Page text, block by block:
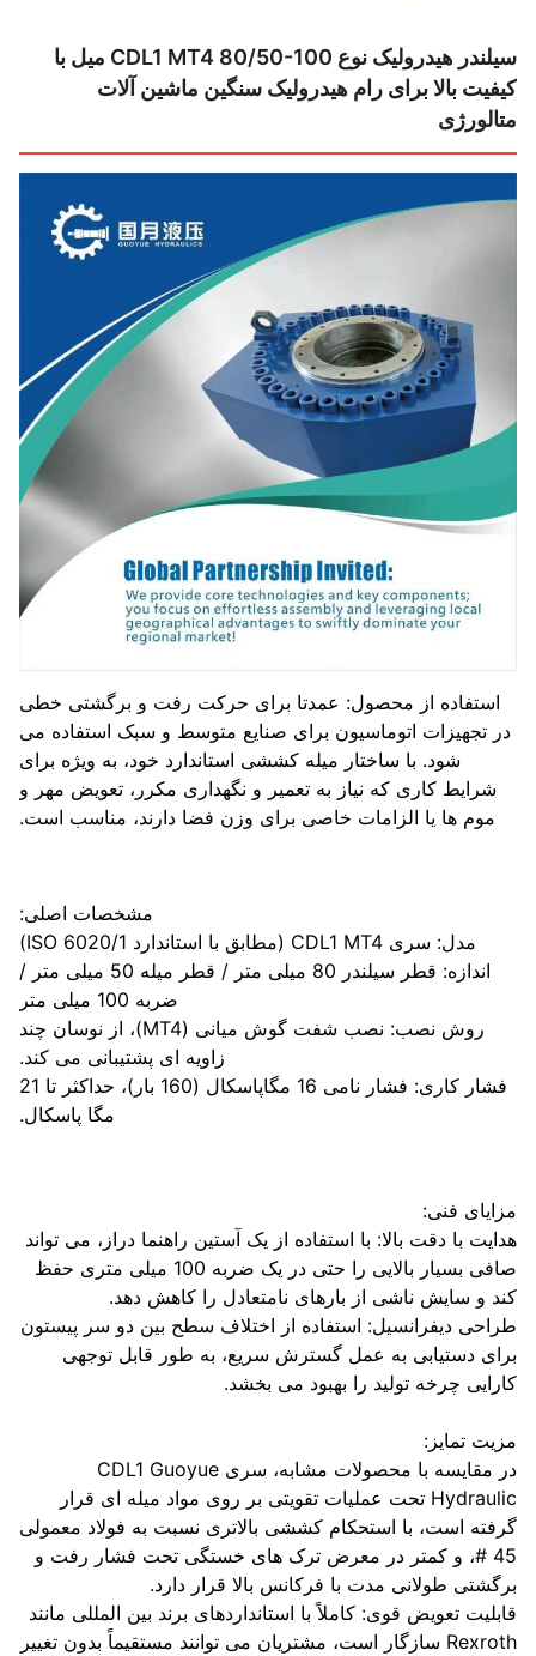
سیلندر هیدرولیک نوع CDL1 MT4 80/50-100 میل با
بالا برای رام هیدرولیک سنگین ماشین آلات
از محصول: عمدتا برای حرکت رفت و برگشتی خطی
تجهیزات اتوماسیون برای صنایع متوسط ​​و سبک استفاده می
شود. با ساختار میله کششی استاندارد خود، به ویژه برای
شرایط کاری که نیاز به تعمیر و نگهداری مکرر، تعویض مهر و
موم ها یا الزامات خاصی برای وزن فضا دارند، مناسب است.
مشخصات اصلی:
مدل: سری CDL1 MT4 (مطابق با استاندارد ISO 6020/1)
اندازه: قطر سیلندر 80 میلی متر / قطر میله 50 میلی متر /
ضربه 100 میلی متر
روش نصب: نصب شفت گوش میانی (MT4)، از نوسان چند
زاویه ای پشتیبانی می کند.
فشار کاری: فشار نامی 16 مگاپاسکال (160 بار)، حداکثر تا 21
مگا پاسکال.
فنی:
با دقت بالا: با استفاده از یک آستین راهنما دراز، می تواند
صافی بسیار بالایی را حتی در یک ضربه 100 میلی متری حفظ
و سایش ناشی از بارهای نامتعادل را کاهش دهد.
دیفرانسیل: استفاده از اختلاف سطح بین دو سر پیستون
دستیابی به عمل گسترش سریع، به طور قابل توجهی
چرخه تولید را بهبود می بخشد.
تمایز:
در مقایسه با محصولات مشابه، سری CDL1 Guoyue
Hydraulic تحت عملیات تقویتی بر روی مواد میله ای قرار
است، با استحکام کششی بالاتری نسبت به فولاد معمولی
45 #، و کمتر در معرض ترک های خستگی تحت فشار رفت و
طولانی مدت با فرکانس بالا قرار دارد.
تعویض قوی: کاملاً با استانداردهای برند بین المللی مانند
Rexroth سازگار است، مشتریان می توانند مستقیماً بدون تغییر